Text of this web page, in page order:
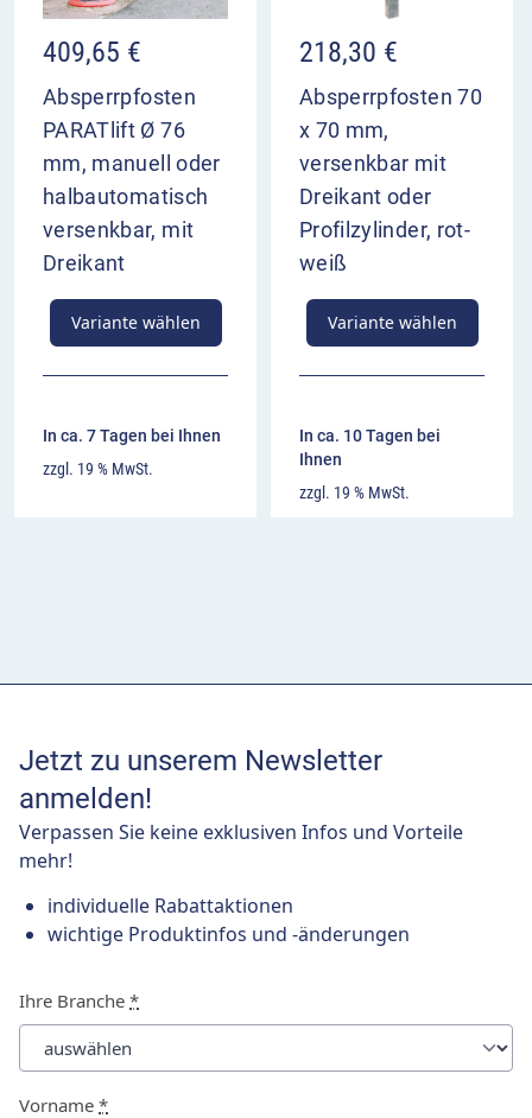
409,65 €
Absperrpfosten
PARATlift Ø 76
mm, manuell oder
halbautomatisch
versenkbar, mit
Dreikant
Variante wählen
In ca. 7 Tagen bei Ihnen
zzgl. 19 % MwSt.
218,30 €
Absperrpfosten 70
x 70 mm,
versenkbar mit
Dreikant oder
Profilzylinder, rot-
weiß
Variante wählen
In ca. 10 Tagen bei
Ihnen
zzgl. 19 % MwSt.
Jetzt zu unserem Newsletter
anmelden!
Verpassen Sie keine exklusiven Infos und Vorteile
mehr!
individuelle Rabattaktionen
wichtige Produktinfos und -änderungen
Ihre Branche *
Vorname *